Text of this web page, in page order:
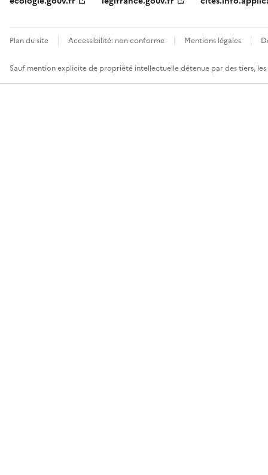
Plan du site Accessibilité: non conforme Mentions légales
Sauf mention explicite de propriété intellectuelle détenue par des tiers,